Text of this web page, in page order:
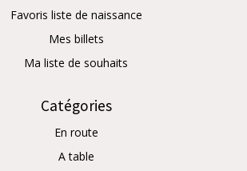
Favoris liste de naissance
Mes billets
Ma liste de souhaits
Catégories
En route
A table